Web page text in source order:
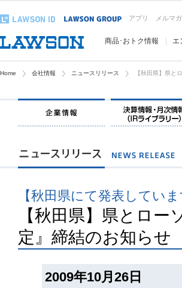
アプリ メルマガ
商品･おトク情報 エ
Home 会社情報 ニュースリリース 【秋田県】県と
【秋田県にて発表していま
【秋田県】県とロ
定』締結のお知らせ
2009年10月26日